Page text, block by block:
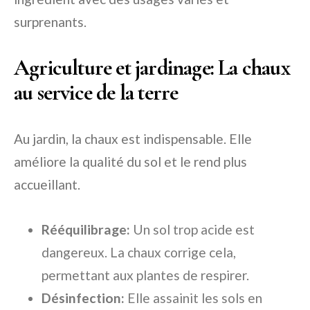
surprenants.
Agriculture et jardinage: La chaux
au service de la terre
Au jardin, la chaux est indispensable. Elle
améliore la qualité du sol et le rend plus
accueillant.
Rééquilibrage: Un sol trop acide est
dangereux. La chaux corrige cela,
permettant aux plantes de respirer.
Désinfection: Elle assainit les sols en